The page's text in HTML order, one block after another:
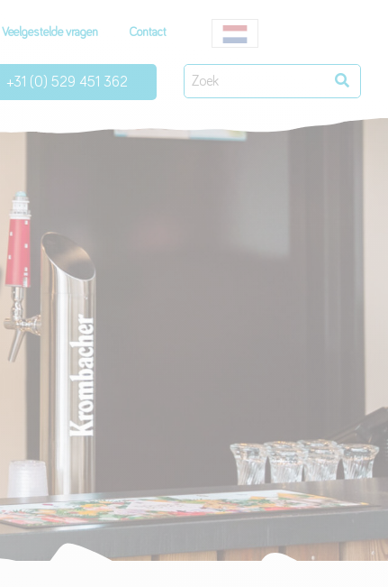
Veelgestelde vragen Contact
+31 (0) 529 451 362